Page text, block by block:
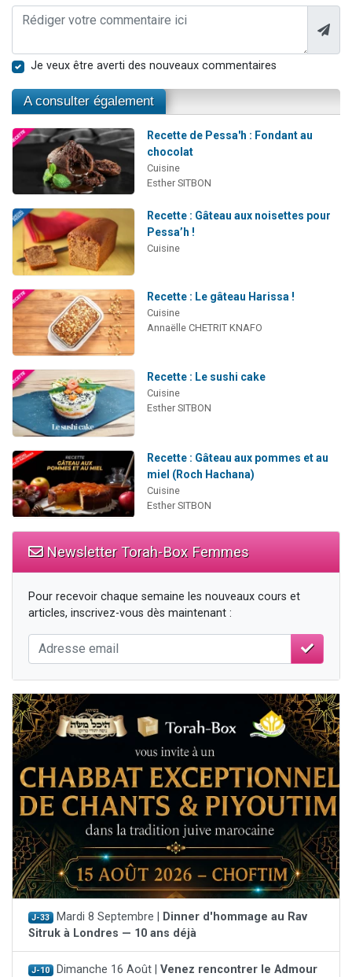
Je veux être averti des nouveaux commentaires
A consulter également
Recette de Pessa'h : Fondant au
chocolat
Cuisine
Esther SITBON
Recette : Gâteau aux noisettes pour
Pessa’h !
Cuisine
Recette : Le gâteau Harissa !
Cuisine
Annaëlle CHETRIT KNAFO
Recette : Le sushi cake
Cuisine
Esther SITBON
Recette : Gâteau aux pommes et au
miel (Roch Hachana)
Cuisine
Esther SITBON
Newsletter Torah-Box Femmes
Pour recevoir chaque semaine les nouveaux cours et
articles, inscrivez-vous dès maintenant :
J-33 Mardi 8 Septembre |
Dinner d'hommage au Rav
Sitruk à Londres — 10 ans déjà
J-10 Dimanche 16 Août | Venez rencontrer le Admour